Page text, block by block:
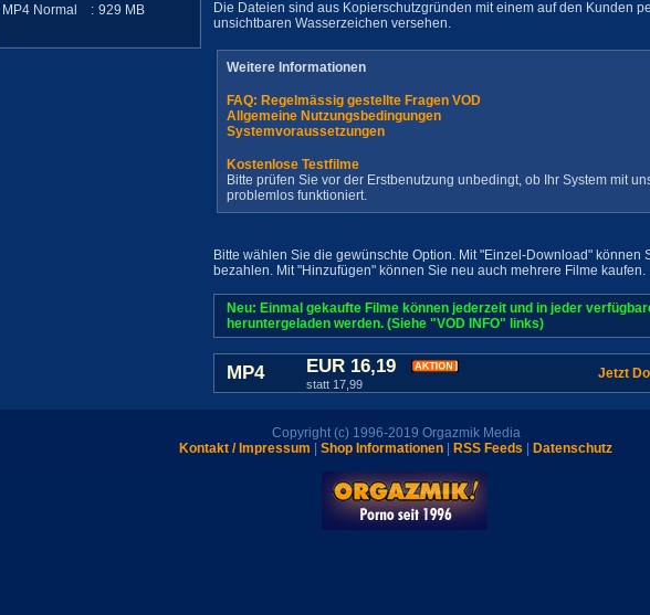
MP4 Normal
: 929 MB
Die Dateien sind aus Kopierschutzgründen mit einem auf den Kunden
unsichtbaren Wasserzeichen versehen.
Weitere Informationen
FAQ: Regelmässig gestellte Fragen VOD
Allgemeine Nutzungsbedingungen
Systemvoraussetzungen
Kostenlose Testfilme
Bitte prüfen Sie vor der Erstbenutzung unbedingt, ob Ihr System mit
problemlos funktioniert.
Bitte wählen Sie die gewünschte Option. Mit "Einzel-Download" können
bezahlen. Mit "Hinzufügen" können Sie neu auch mehrere Filme kaufen.
Neu: Einmal gekaufte Filme können jederzeit und in jeder
heruntergeladen werden. (Siehe "VOD INFO" links)
MP4 EUR 16,19
statt 17,99
Jetzt
Copyright (c) 1996-2019 Orgazmik Media
Kontakt / Impressum
Shop Informationen RSS Feeds Datenschutz